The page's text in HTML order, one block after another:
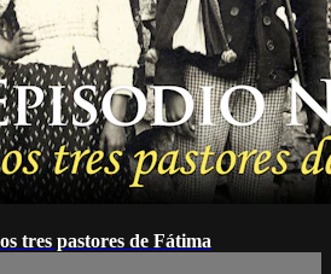
tres pastores de Fátima